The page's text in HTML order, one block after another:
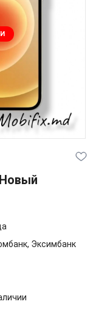
Новый
Эксимбанк